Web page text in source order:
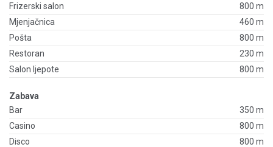
Frizerski salon
800 m
Mjenjačnica
460 m
Pošta
800 m
Restoran
230 m
Salon ljepote
800 m
Zabava
Bar
350 m
Casino
800 m
Disco
800 m